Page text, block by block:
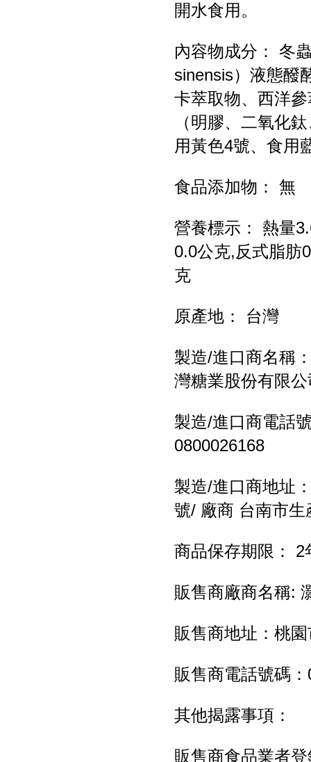
開水食用。
內容物成分： 冬
sinensis）液態醱
卡萃取物、西洋
（明膠、二氧化
用黃色4號、食用
食品添加物： 無
營養標示： 熱量
0.0公克,反式脂肪
克
原產地： 台灣
製造/進口商名稱
灣糖業股份有限公
製造/進口商電話
0800026168
製造/進口商地址
號/ 廠商 台南市生
商品保存期限： 2
販售商廠商名稱:
販售商地址：桃
販售商電話號碼
其他揭露事項：
販售商食品業者